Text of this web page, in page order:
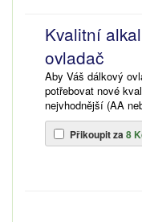
Kvalitní
ovladač
Aby Váš dálkový
potřebovat nové
nejvhodnější (AA
Přikoupit za 8